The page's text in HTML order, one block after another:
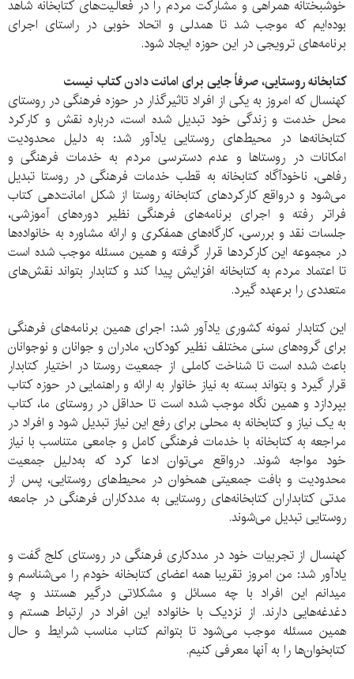
خوشبختانه همراهی و مشارکت مردم را در فعالیت‌های کتابخانه شاهد
بوده‌ایم که موجب شد تا همدلی و اتحاد خوبی در راستای اجرای
برنامه‌های ترویجی در این حوزه ایجاد شود.
کتابخانه روستایی، صرفاً جایی برای امانت دادن کتاب نیست
کهنسال که امروز به یکی از افراد تاثیرگذار در حوزه فرهنگی در روستای
محل خدمت و زندگی خود تبدیل شده است، درباره نقش و کارکرد
کتابخانه‌ها در محیط‌های روستایی یادآور شد: به دلیل محدودیت
امکانات در روستاها و عدم دسترسی مردم به خدمات فرهنگی و
رفاهی، ناخودآگاه کتابخانه به قطب خدمات فرهنگی در روستا تبدیل
می‌شود و درواقع کارکردهای کتابخانه روستا از شکل امانت‌دهی کتاب
فراتر رفته و اجرای برنامه‌های فرهنگی نظیر دوره‌های آموزشی،
جلسات نقد و بررسی، کارگاه‌های همفکری و ارائه مشاوره به خانواده‌ها
در مجموعه این کارکردها قرار گرفته و همین مسئله موجب شده است
تا اعتماد مردم به کتابخانه افزایش پیدا کند و کتابدار بتواند نقش‌های
متعددی را برعهده گیرد.
این کتابدار نمونه کشوری یادآور شد: اجرای همین برنامه‌های فرهنگی
برای گروه‌های سنی مختلف نظیر کودکان، مادران و جوانان و نوجوانان
باعث شده است تا شناخت کاملی از جمعیت روستا در اختیار کتابدار
قرار گیرد و بتواند بسته به نیاز خانوار به ارائه و راهنمایی در حوزه کتاب
بپردازد و همین نگاه موجب شده است تا حداقل در روستای ما، کتاب
به یک نیاز و کتابخانه به محلی برای رفع این نیاز تبدیل شود و افراد در
مراجعه به کتابخانه با خدمات فرهنگی کامل و جامعی متناسب با نیاز
خود مواجه شوند. درواقع می‌توان ادعا کرد که به‌دلیل جمعیت
محدودیت و بافت جمعیتی همخوان در محیط‌های روستایی، پس از
مدتی کتابداران کتابخانه‌های روستایی به مددکاران فرهنگی در جامعه
روستایی تبدیل می‌شوند.
کهنسال از تجربیات خود در مددکاری فرهنگی در روستای کلج گفت و
یادآور شد: من امروز تقریبا همه اعضای کتابخانه خودم را می‌شناسم و
میدانم این افراد با چه مسائل و مشکلاتی درگیر هستند و چه
دغدغه‌هایی دارند. از نزدیک با خانواده این افراد در ارتباط هستم و
همین مسئله موجب می‌شود تا بتوانم کتاب مناسب شرایط و حال
کتابخوان‌ها را به آنها معرفی کنیم.